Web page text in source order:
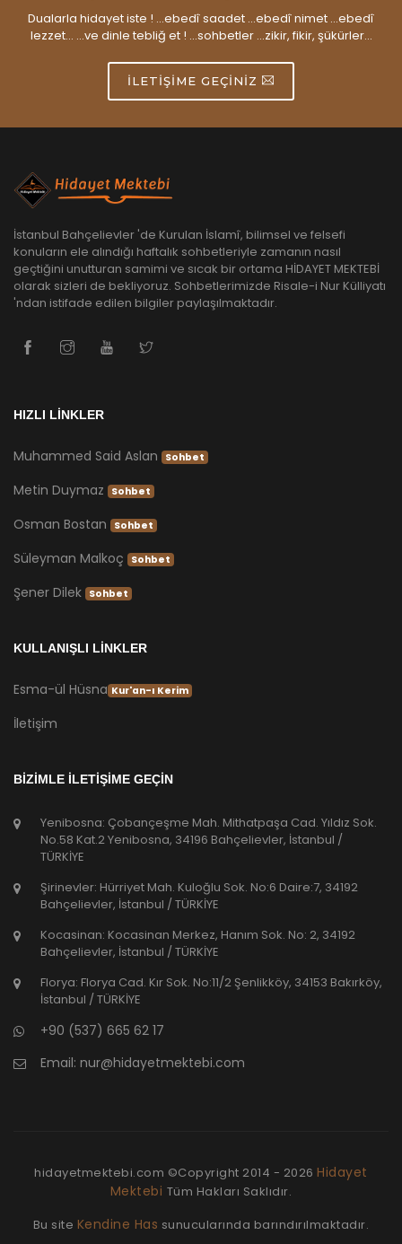
Dualarla hidayet iste ! ...ebedî saadet ...ebedî nimet ...ebedî
lezzet... ...ve dinle tebliğ et ! ...sohbetler ...zikir, fikir, şükürler...
İLETIŞIME GEÇINIZ
İstanbul Bahçelievler 'de Kurulan İslamî, bilimsel ve felsefi
konuların ele alındığı haftalık sohbetleriyle zamanın nasıl
geçtiğini unutturan samimi ve sıcak bir ortama HİDAYET MEKTEBİ
olarak sizleri de bekliyoruz. Sohbetlerimizde Risale-i Nur Külliyatı
'ndan istifade edilen bilgiler paylaşılmaktadır.
HIZLI LİNKLER
Muhammed Said Aslan Sohbet
Metin Duymaz Sohbet
Osman Bostan Sohbet
Süleyman Malkoç Sohbet
Şener Dilek Sohbet
KULLANIŞLI LİNKLER
Esma-ül Hüsna Kur'an-ı Kerim
İletişim
BİZİMLE İLETİŞİME GEÇİN
Yenibosna: Çobançeşme Mah. Mithatpaşa Cad. Yıldız Sok.
No.58 Kat.2 Yenibosna, 34196 Bahçelievler, İstanbul /
TÜRKİYE
Şirinevler: Hürriyet Mah. Kuloğlu Sok. No:6 Daire:7, 34192
Bahçelievler, İstanbul / TÜRKİYE
Kocasinan: Kocasinan Merkez, Hanım Sok. No: 2, 34192
Bahçelievler, İstanbul / TÜRKİYE
Florya: Florya Cad. Kır Sok. No:11/2 Şenlikköy, 34153 Bakırköy,
İstanbul / TÜRKİYE
+90 (537) 665 62 17
Email: nur@hidayetmektebi.com
hidayetmektebi.com ©Copyright 2014 - 2026Hidayet
Mektebi Tüm Hakları Saklıdır.
Bu site Kendine Has sunucularında barındırılmaktadır.